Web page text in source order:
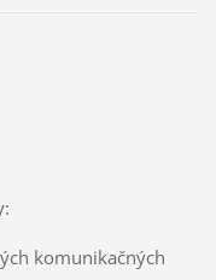
komunikačných